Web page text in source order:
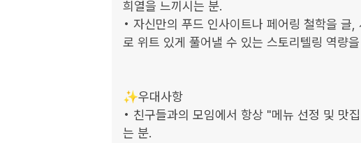
희열을 느끼시는 분.
• 자신만의 푸드 인사이트나 페어링 철학을 글
로 위트 있게 풀어낼 수 있는 스토리텔링 역량
✨우대사항
• 친구들과의 모임에서 항상 "메뉴 선정 및 맛
는 분.